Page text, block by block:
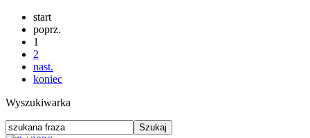
start
poprz.
1
2
nast.
koniec
Wyszukiwarka